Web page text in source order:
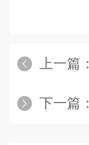
上一篇：
下一篇：